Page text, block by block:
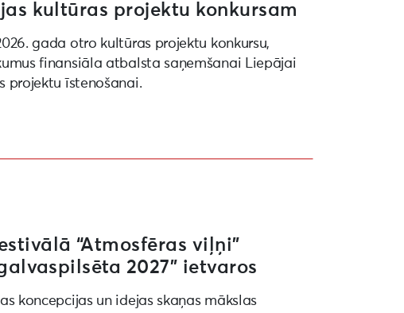
kultūras projektu konkursam
gada otro kultūras projektu konkursu,
finansiāla atbalsta saņemšanai Liepājai
projektu īstenošanai.
“Atmosfēras viļņi”
2027” ietvaros
koncepcijas un idejas skaņas mākslas